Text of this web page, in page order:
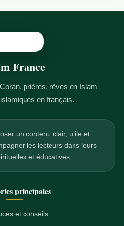
France
prières, rêves en Islam
en français.
un contenu clair, utile et
les lecteurs dans leurs
et éducatives.
principales
et conseils